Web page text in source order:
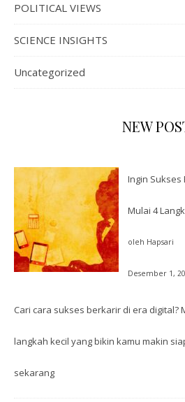
POLITICAL VIEWS
SCIENCE INSIGHTS
Uncategorized
NEW
Ingin Sukses
Mulai 4
oleh Hapsari
Desember 1,
Cari cara sukses berkarir di era digital?
langkah kecil yang bikin kamu makin
sekarang